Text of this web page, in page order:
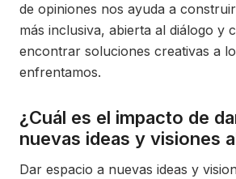
de opiniones nos ayuda a
más inclusiva, abierta al diálogo y
encontrar soluciones creativas a
enfrentamos.
¿Cuál es el impacto de
nuevas ideas y visiones
Dar espacio a nuevas ideas y